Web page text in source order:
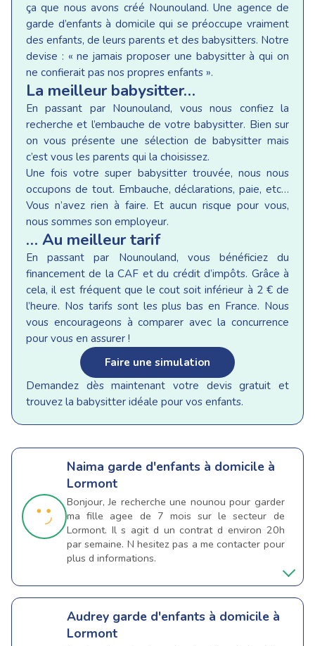
ça que nous avons créé Nounouland. Une agence de
garde d’enfants à domicile qui se préoccupe vraiment
des enfants, de leurs parents et des babysitters. Notre
devise : « ne jamais proposer une babysitter à qui on
ne confierait pas nos propres enfants ».
La meilleur babysitter…
En passant par Nounouland, vous nous confiez la
recherche et l’embauche de votre babysitter. Bien sur
on vous présente une sélection de babysitter mais
c’est vous les parents qui la choisissez.
Une fois votre super babysitter trouvée, nous nous
occupons de tout. Embauche, déclarations, paie, etc…
Vous n’avez rien à faire. Et aucun risque pour vous,
nous sommes son employeur.
… Au meilleur tarif
En passant par Nounouland, vous bénéficiez du
financement de la CAF et du crédit d’impôts. Grâce à
cela, il est fréquent que le cout soit inférieur à 2 € de
l’heure. Nos tarifs sont les plus bas en France. Nous
vous encourageons à comparer avec la concurrence
pour vous en assurer !
Faire une simulation
Demandez dès maintenant votre devis gratuit et
trouvez la babysitter idéale pour vos enfants.
Naima garde d'enfants à domicile à
Lormont
Bonjour, Je recherche une nounou pour garder
ma fille agee de 7 mois sur le secteur de
Lormont. Il s agit d un contrat d environ 20h
par semaine. N hesitez pas a me contacter pour
plus d informations.
Audrey garde d'enfants à domicile à
Lormont